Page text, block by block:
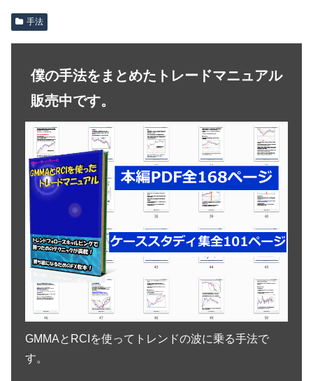
手法
僕の手法をまとめたトレードマニュアル
販売中です。
GMMAとRCIを使ってトレンドの波に乗る手法で
す。